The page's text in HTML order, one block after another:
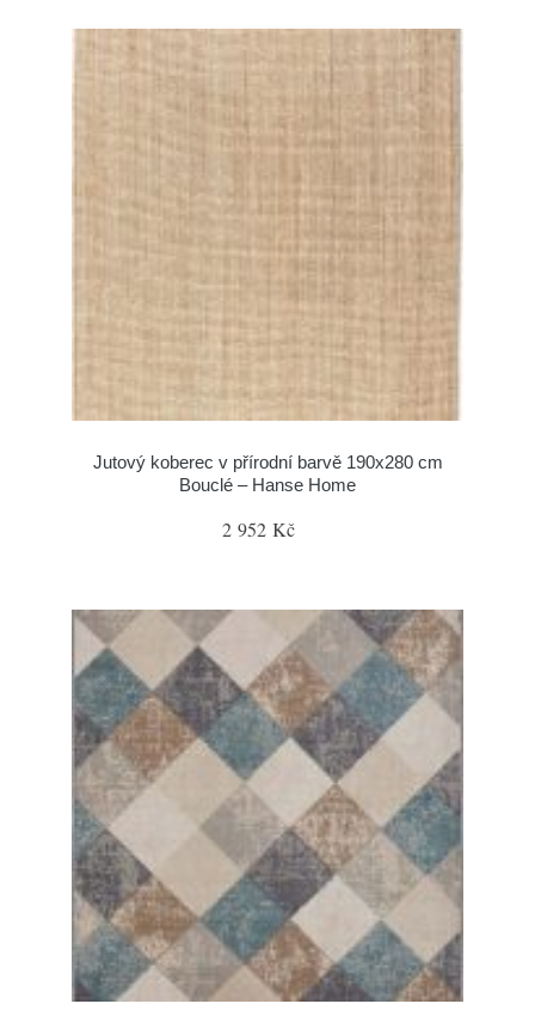
Jutový koberec v přírodní barvě 190x280 cm
Bouclé – Hanse Home
2 952 Kč